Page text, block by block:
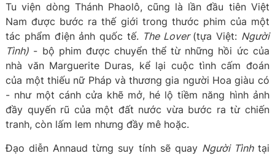
Tu viện dòng Thánh Phaolô, cũng là lần đầu tiên Việt
Nam được bước ra thế giới trong thước phim của một
tác phẩm điện ảnh quốc tế. The Lover (tựa Việt: Người
Tình) - bộ phim được chuyển thể từ những hồi ức của
nhà văn Marguerite Duras, kể lại cuộc tình cấm đoán
của một thiếu nữ Pháp và thương gia người Hoa giàu có
- như một cánh cửa khẽ mở, hé lộ tiềm năng hình ảnh
đầy quyến rũ của một đất nước vừa bước ra từ chiến
tranh, còn lấm lem nhưng đầy mê hoặc.
Đạo diễn Annaud từng suy tính sẽ quay Người Tìnhtại